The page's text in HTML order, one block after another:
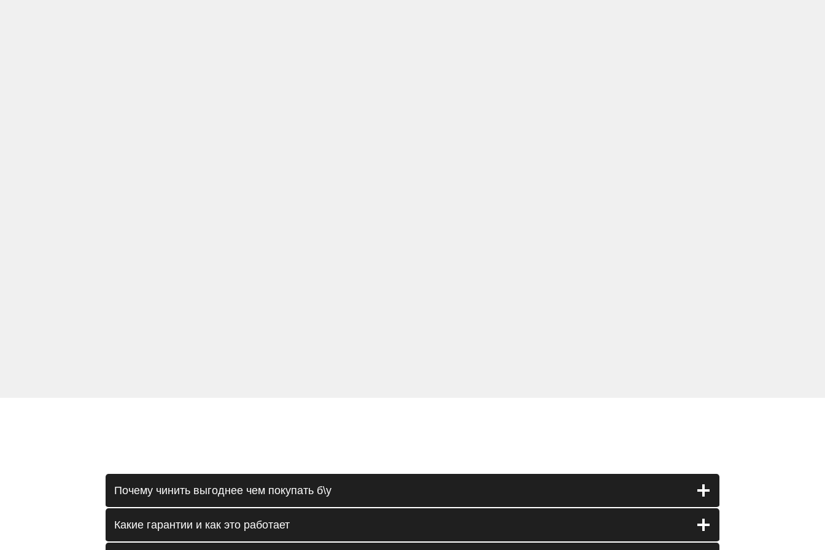
Почему чинить выгоднее чем покупать б\у
Какие гарантии и как это работает